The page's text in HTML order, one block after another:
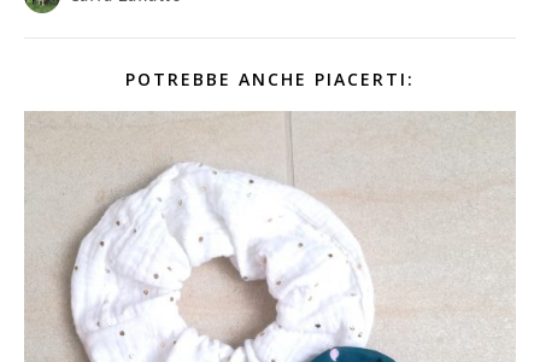
POTREBBE ANCHE PIACERTI: